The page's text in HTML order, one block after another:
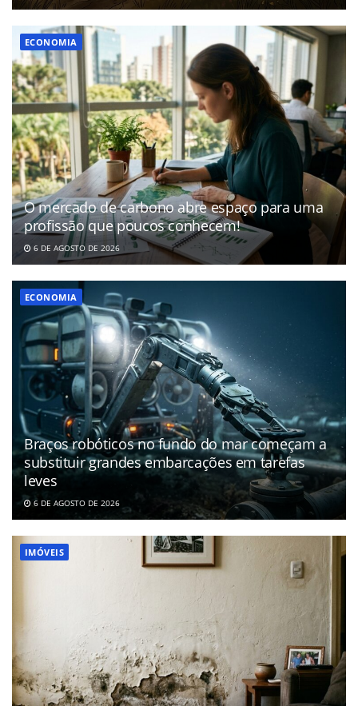
ECONOMIA
O mercado de carbono abre espaço para uma
profissão que poucos conhecem!
6 DE AGOSTO DE 2026
ECONOMIA
Braços robóticos no fundo do mar começam a
substituir grandes embarcações em tarefas
leves
6 DE AGOSTO DE 2026
IMÓVEIS